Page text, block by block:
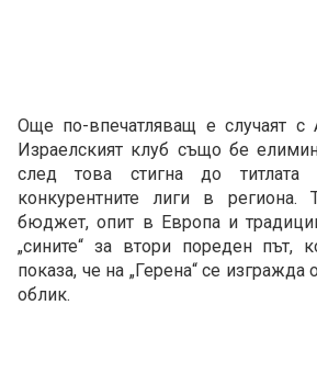
Още по-впечатляващ е случаят
Израелският клуб също бе
след това стигна до
конкурентните лиги в региона.
бюджет, опит в Европа и
„сините“ за втори пореден път,
показа, че на „Герена“ се изгражда
облик.